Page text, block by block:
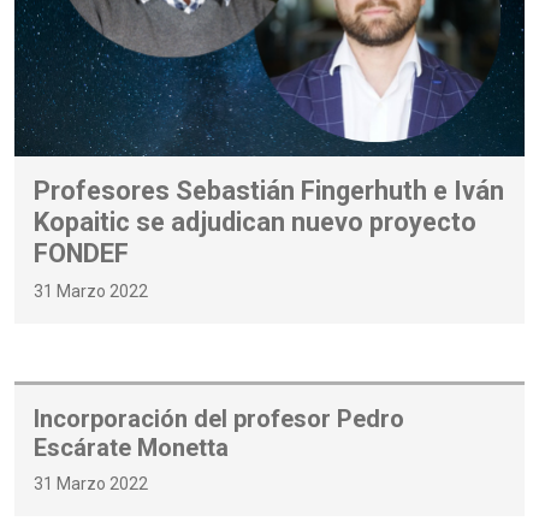
Profesores Sebastián Fingerhuth e Iván
Kopaitic se adjudican nuevo proyecto
FONDEF
31 Marzo 2022
Incorporación del profesor Pedro
Escárate Monetta
31 Marzo 2022